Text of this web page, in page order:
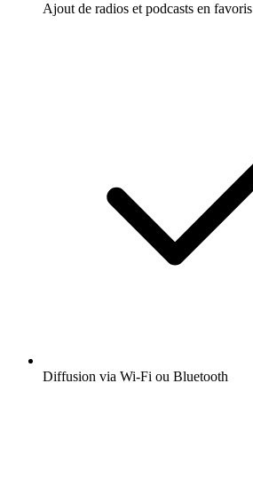
Ajout de radios et podcasts en favoris
Diffusion via Wi-Fi ou Bluetooth